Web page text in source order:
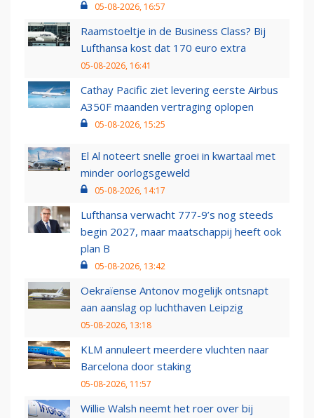
05-08-2026, 16:57
Raamstoeltje in de Business Class? Bij
Lufthansa kost dat 170 euro extra
05-08-2026, 16:41
Cathay Pacific ziet levering eerste Airbus
A350F maanden vertraging oplopen
05-08-2026, 15:25
El Al noteert snelle groei in kwartaal met
minder oorlogsgeweld
05-08-2026, 14:17
Lufthansa verwacht 777-9’s nog steeds
begin 2027, maar maatschappij heeft ook
plan B
05-08-2026, 13:42
Oekraïense Antonov mogelijk ontsnapt
aan aanslag op luchthaven Leipzig
05-08-2026, 13:18
KLM annuleert meerdere vluchten naar
Barcelona door staking
05-08-2026, 11:57
Willie Walsh neemt het roer over bij